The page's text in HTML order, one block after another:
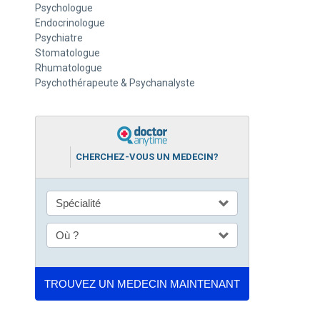
Psychologue
Endocrinologue
Psychiatre
Stomatologue
Rhumatologue
Psychothérapeute & Psychanalyste
CHERCHEZ-VOUS UN MEDECIN?